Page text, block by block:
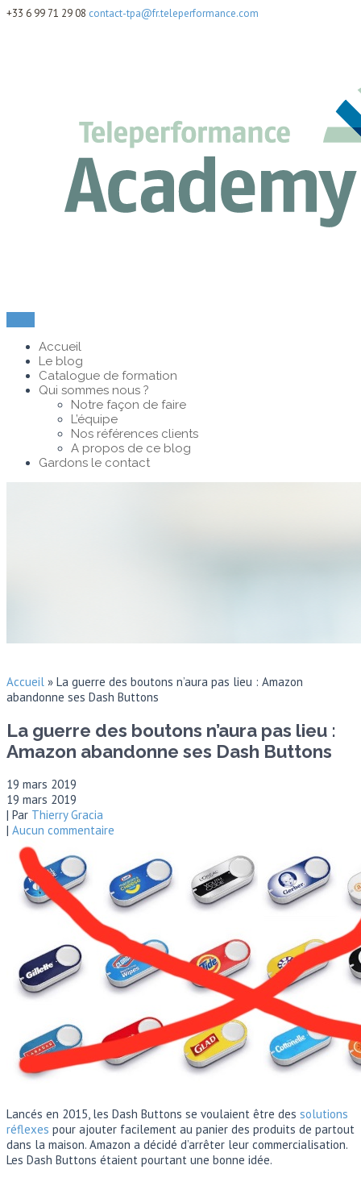
+33 6 99 71 29 08 contact-tpa@fr.teleperformance.com
Accueil
Le blog
Catalogue de formation
Qui sommes nous ?
Notre façon de faire
L’équipe
Nos références clients
A propos de ce blog
Gardons le contact
Accueil » La guerre des boutons n’aura pas lieu : Amazon
abandonne ses Dash Buttons
La guerre des boutons n’aura pas lieu :
Amazon abandonne ses Dash Buttons
19 mars 2019
19 mars 2019
| Par Thierry Gracia
| Aucun commentaire
Lancés en 2015, les Dash Buttons se voulaient être des solutions
réflexes pour ajouter facilement au panier des produits de partout
dans la maison. Amazon a décidé d’arrêter leur commercialisation.
Les Dash Buttons étaient pourtant une bonne idée.